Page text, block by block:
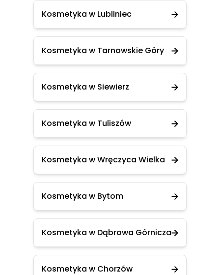
Kosmetyka w Lubliniec
Kosmetyka w Tarnowskie Góry
Kosmetyka w Siewierz
Kosmetyka w Tuliszów
Kosmetyka w Wręczyca Wielka
Kosmetyka w Bytom
Kosmetyka w Dąbrowa Górnicza
Kosmetyka w Chorzów